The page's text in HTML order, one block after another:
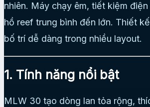
nhiên. Máy chạy êm, tiết kiệm
hồ reef trung bình đến lớn. Thiết
bố trí dễ dàng trong nhiều layout.
1. Tính năng nổi bật
MLW 30 tạo dòng lan tỏa rộng,